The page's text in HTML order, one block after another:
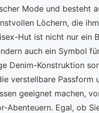
Mode und besteht
Löchern, die
Hut ist nicht nur ein
auch ein Symbol
Denim-Konstruktion
verstellbare Passform
geeignet machen,
Abenteuern. Egal, ob